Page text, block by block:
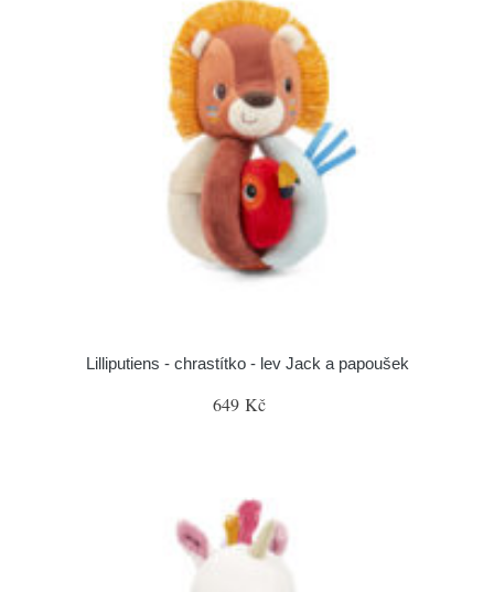
Lilliputiens - chrastítko - lev Jack a papoušek
649 Kč